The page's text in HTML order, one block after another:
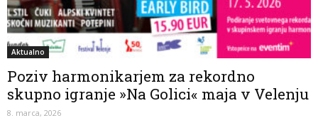
Aktualno
Poziv harmonikarjem za rekordno
skupno igranje »Na Golici« maja v Velenju
8. marca, 2026